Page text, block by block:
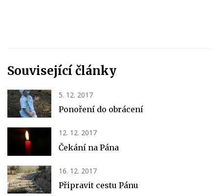
Související články
5. 12. 2017
Ponoření do obrácení
12. 12. 2017
Čekání na Pána
16. 12. 2017
Připravit cestu Pánu